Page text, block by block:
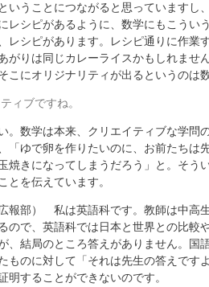
いうことにつながると思っていますし
レシピがあるように、数学にもこうい
レシピがあります。レシピ通りに作業
がりは同じカレーライスかもしれませ
こにオリジナリティが出るというのは
ィブですね。
。数学は本来、クリエイティブな学問
「ゆで卵を作りたいのに、お前たちは
焼きになってしまうだろう」と。そう
とを伝えています。
広報部） 私は英語科です。教師は中高
ので、英語科では日本と世界との比較
、結局のところ答えがありません。国
ものに対して「それは先生の答えです
明することができないのです。